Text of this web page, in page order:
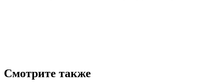
Смотрите также